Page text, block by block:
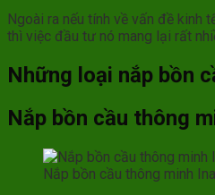
Ngoài ra nếu tính về vấn đề
thì việc đầu tư nó mang lại rất
Những loại nắp bồn
Nắp bồn cầu thông
Nắp bồn cầu thông minh